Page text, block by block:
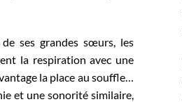
ses grandes sœurs, les
la respiration avec une
la place au souffle…
et une sonorité similaire,